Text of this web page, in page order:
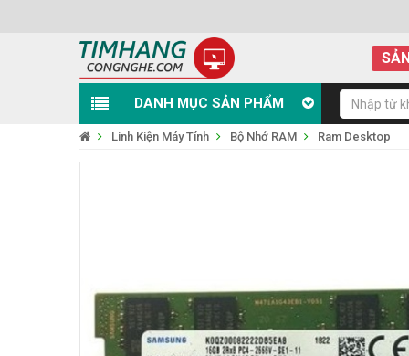
DANH MỤC SẢN PHẨM
Linh Kiện Máy Tính Bộ Nhớ RAM Ram Desktop